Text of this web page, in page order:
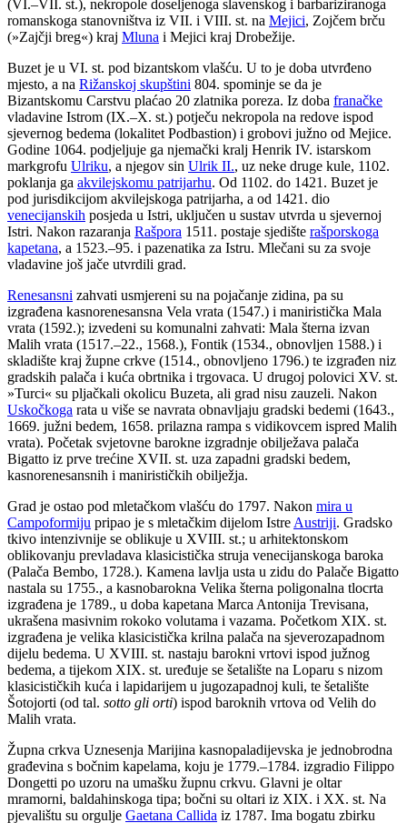
(VI.–VII. st.), nekropole doseljenoga slavenskog i barbariziranoga
romanskoga stanovništva iz VII. i VIII. st. na Mejici, Zojčem brču
(»Zajčji breg«) kraj Mluna i Mejici kraj Drobežije.
Buzet je u VI. st. pod bizantskom vlašću. U to je doba utvrđeno
mjesto, a na Rižanskoj skupštini 804. spominje se da je
Bizantskomu Carstvu plaćao 20 zlatnika poreza. Iz doba franačke
vladavine Istrom (IX.–X. st.) potječu nekropola na redove ispod
sjevernog bedema (lokalitet Podbastion) i grobovi južno od Mejice.
Godine 1064. podjeljuje ga njemački kralj Henrik IV. istarskom
markgrofu Ulriku, a njegov sin Ulrik II., uz neke druge kule, 1102.
poklanja ga akvilejskomu patrijarhu. Od 1102. do 1421. Buzet je
pod jurisdikcijom akvilejskoga patrijarha, a od 1421. dio
venecijanskih posjeda u Istri, uključen u sustav utvrda u sjevernoj
Istri. Nakon razaranja Rašpora 1511. postaje sjedište rašporskoga
kapetana, a 1523.–95. i pazenatika za Istru. Mlečani su za svoje
vladavine još jače utvrdili grad.
Renesansni zahvati usmjereni su na pojačanje zidina, pa su
izgrađena kasnorenesansna Vela vrata (1547.) i maniristička Mala
vrata (1592.); izvedeni su komunalni zahvati: Mala šterna izvan
Malih vrata (1517.–22., 1568.), Fontik (1534., obnovljen 1588.) i
skladište kraj župne crkve (1514., obnovljeno 1796.) te izgrađen niz
gradskih palača i kuća obrtnika i trgovaca. U drugoj polovici XV. st.
»Turci« su pljačkali okolicu Buzeta, ali grad nisu zauzeli. Nakon
Uskočkoga rata u više se navrata obnavljaju gradski bedemi (1643.,
1669. južni bedem, 1658. prilazna rampa s vidikovcem ispred Malih
vrata). Početak svjetovne barokne izgradnje obilježava palača
Bigatto iz prve trećine XVII. st. uza zapadni gradski bedem,
kasnorenesansnih i manirističkih obilježja.
Grad je ostao pod mletačkom vlašću do 1797. Nakon mira u
Campoformiju pripao je s mletačkim dijelom Istre Austriji. Gradsko
tkivo intenzivnije se oblikuje u XVIII. st.; u arhitektonskom
oblikovanju prevladava klasicistička struja venecijanskoga baroka
(Palača Bembo, 1728.). Kamena lavlja usta u zidu do Palače Bigatto
nastala su 1755., a kasnobarokna Velika šterna poligonalna tlocrta
izgrađena je 1789., u doba kapetana Marca Antonija Trevisana,
ukrašena masivnim rokoko volutama i vazama. Početkom XIX. st.
izgrađena je velika klasicistička krilna palača na sjeverozapadnom
dijelu bedema. U XVIII. st. nastaju barokni vrtovi ispod južnog
bedema, a tijekom XIX. st. uređuje se šetalište na Loparu s nizom
klasicističkih kuća i lapidarijem u jugozapadnoj kuli, te šetalište
Šotojorti (od tal. sotto gli orti) ispod baroknih vrtova od Velih do
Malih vrata.
Župna crkva Uznesenja Marijina kasnopaladijevska je jednobrodna
građevina s bočnim kapelama, koju je 1779.–1784. izgradio Filippo
Dongetti po uzoru na umašku župnu crkvu. Glavni je oltar
mramorni, baldahinskoga tipa; bočni su oltari iz XIX. i XX. st. Na
pjevalištu su orgulje Gaetana Callida iz 1787. Ima bogatu zbirku